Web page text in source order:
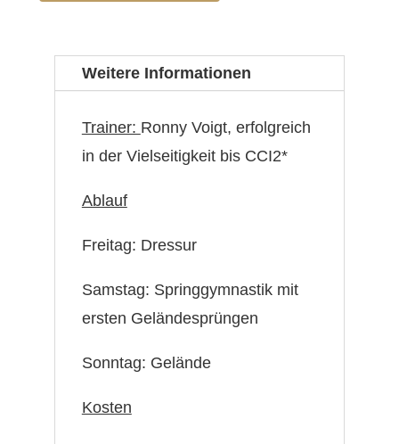
Niveau**)
Weitere Informationen
Trainer: Ronny Voigt, erfolgreich
in der Vielseitigkeit bis CCI2*
Ablauf
Freitag: Dressur
Samstag: Springgymnastik mit
ersten Geländesprüngen
Sonntag: Gelände
Kosten